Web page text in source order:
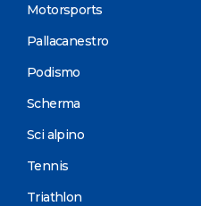
Motorsports
Pallacanestro
Podismo
Scherma
Sci alpino
Tennis
Triathlon